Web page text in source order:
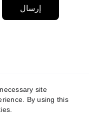
إرسال
site
By using this